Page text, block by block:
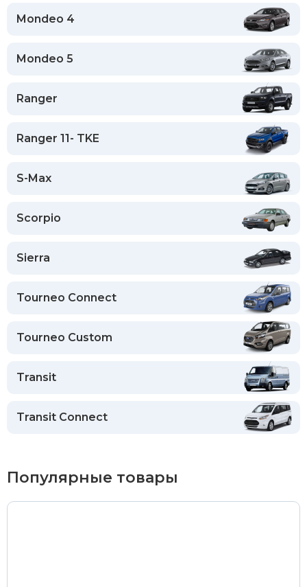
Mondeo 4
Mondeo 5
Ranger
Ranger 11- TKE
S-Max
Scorpio
Sierra
Tourneo Connect
Tourneo Custom
Transit
Transit Connect
Популярные товары